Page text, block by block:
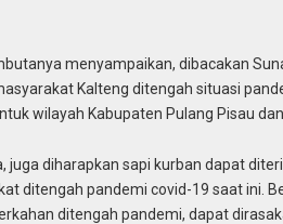
menyampaikan, dibacakan
Kalteng ditengah situasi
wilayah Kabupaten Pulang Pisau
juga diharapkan sapi kurban dapat
ditengah pandemi covid-19 saat ini.
ditengah pandemi, dapat